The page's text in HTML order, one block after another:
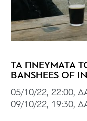
ΤΑ ΠΝΕΥΜΑΤΑ
BANSHEES OF
05/10/22, 22:00,
09/10/22, 19:30,